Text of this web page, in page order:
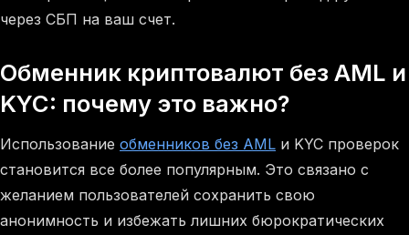
через СБП на ваш счет.
Обменник криптовалют без AML и
KYC: почему это важно?
Использование обменников без AML и KYC проверок
становится все более популярным. Это связано с
желанием пользователей сохранить свою
анонимность и избежать лишних бюрократических